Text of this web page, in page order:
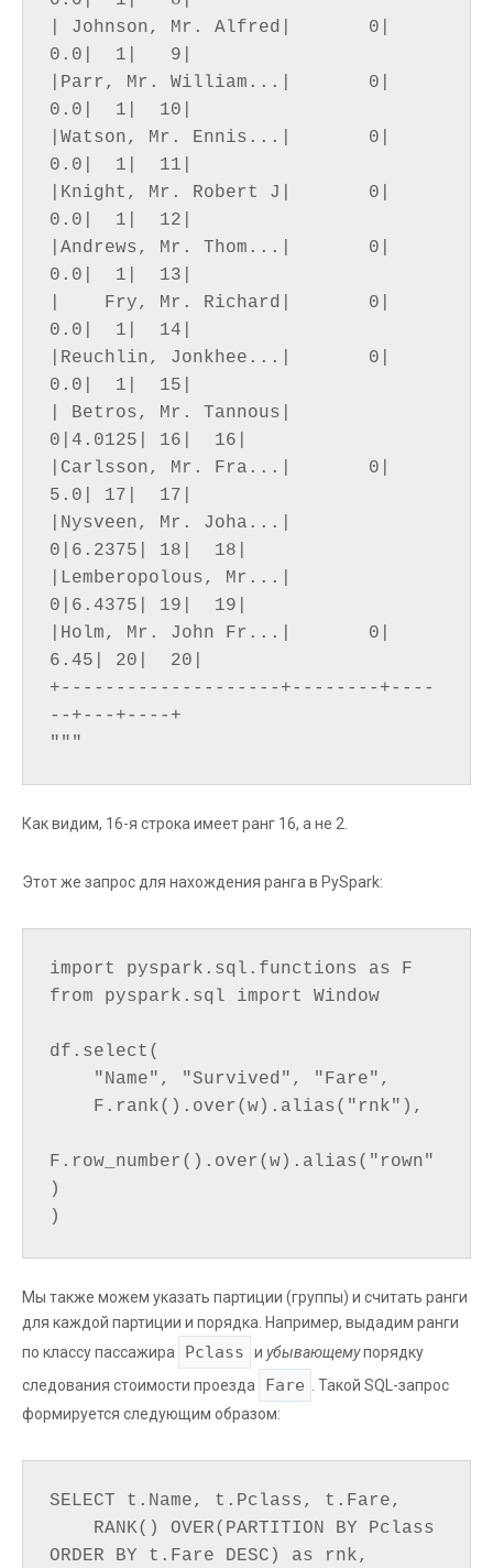
| Johnson, Mr. Alfred|       0|
0.0|  1|   9|
|Parr, Mr. William...|       0|
0.0|  1|  10|
|Watson, Mr. Ennis...|       0|
0.0|  1|  11|
|Knight, Mr. Robert J|       0|
0.0|  1|  12|
|Andrews, Mr. Thom...|       0|
0.0|  1|  13|
|    Fry, Mr. Richard|       0|
0.0|  1|  14|
|Reuchlin, Jonkhee...|       0|
0.0|  1|  15|
| Betros, Mr. Tannous|
0|4.0125| 16|  16|
|Carlsson, Mr. Fra...|       0|
5.0| 17|  17|
|Nysveen, Mr. Joha...|
0|6.2375| 18|  18|
|Lemberopolous, Mr...|
0|6.4375| 19|  19|
|Holm, Mr. John Fr...|       0|
6.45| 20|  20|
+--------------------+--------+----
--+---+----+
Как видим, 16-я строка имеет ранг 16, а не 2.
Этот же запрос для нахождения ранга в PySpark:
import pyspark.sql.functions as F
from pyspark.sql import Window
df.select(
F.row_number().over(w).alias("rown"
)
Мы также можем указать партиции (группы) и считать ранги
для каждой партиции и порядка. Например, выдадим ранги
по классу пассажира
Pclass и убывающемупорядку
следования стоимости проезда
Fare . Такой SQL-запрос
формируется следующим образом:
SELECT t.Name, t.Pclass, t.Fare,
ORDER BY t.Fare DESC) as rnk,